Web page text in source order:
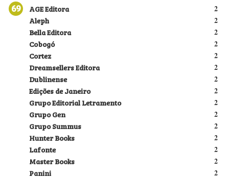
69 2
AGE Editora
2
Aleph
2
Bella Editora
2
Cobogó
2
Cortez
2
Dreamsellers Editora
2
Dublinense
2
Edições de Janeiro
2
Grupo Editorial Letramento
2
Grupo Gen
2
Grupo Summus
2
Hunter Books
2
Lafonte
2
Master Books
2
Panini